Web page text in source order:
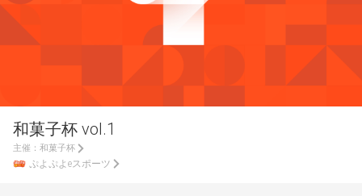
和菓子杯 vol.1
主催： 和菓子杯
ぷよぷよeスポーツ